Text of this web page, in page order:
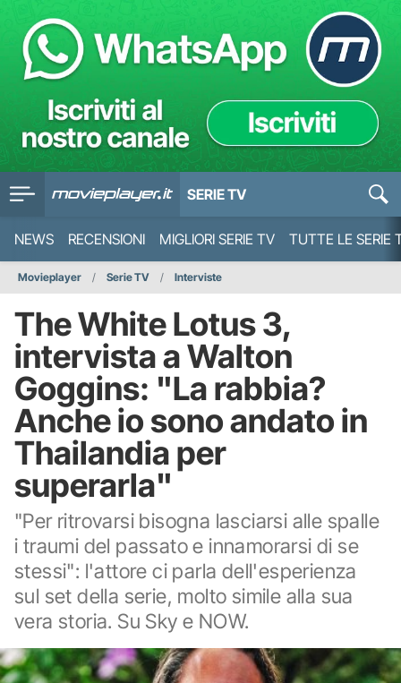
SERIE TV
NEWS RECENSIONI MIGLIORI SERIE TV TUTTE LE SERIE
Movieplayer Serie TV Interviste
The White Lotus 3,
intervista a Walton
Goggins: "La rabbia?
Anche io sono andato in
Thailandia per
superarla"
"Per ritrovarsi bisogna lasciarsi alle spalle
i traumi del passato e innamorarsi di se
stessi": l'attore ci parla dell'esperienza
sul set della serie, molto simile alla sua
vera storia. Su Sky e NOW.